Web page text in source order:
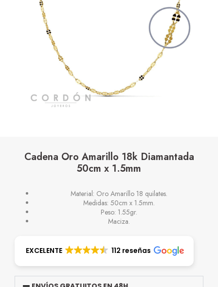
Cadena Oro Amarillo 18k Diamantada
50cm x 1.5mm
Material: Oro Amarillo 18 quilates.
Medidas: 50cm x 1.5mm.
Peso: 1.55gr.
Maciza.
EXCELENTE 112 reseñas